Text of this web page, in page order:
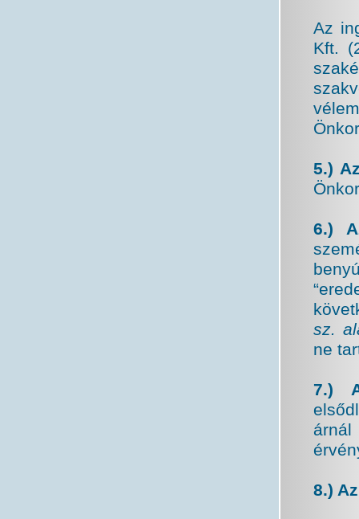
Az
Kft.
5.)
6.)
sz.
ne
7.)
8.)